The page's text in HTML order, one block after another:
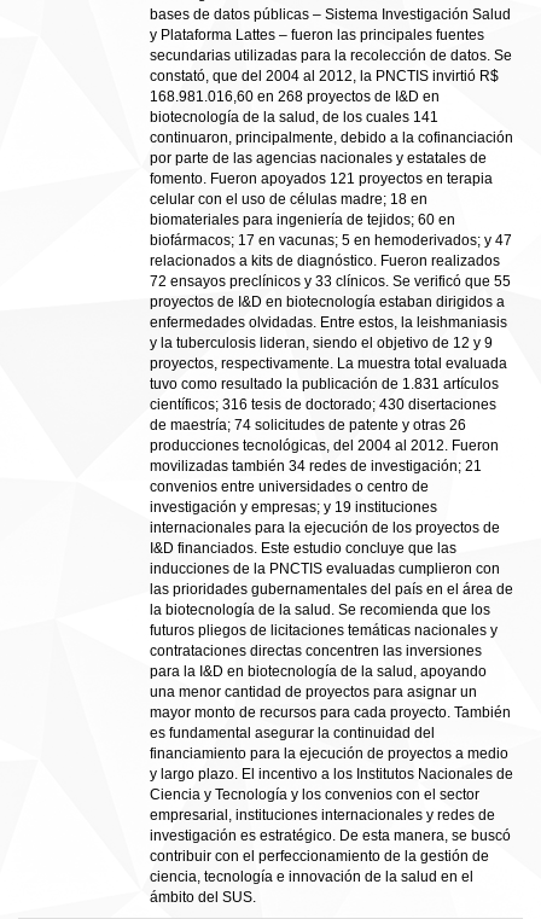
bases de datos públicas – Sistema Investigación Salud
y Plataforma Lattes – fueron las principales fuentes
secundarias utilizadas para la recolección de datos. Se
constató, que del 2004 al 2012, la PNCTIS invirtió R$
168.981.016,60 en 268 proyectos de I&D en
biotecnología de la salud, de los cuales 141
continuaron, principalmente, debido a la cofinanciación
por parte de las agencias nacionales y estatales de
fomento. Fueron apoyados 121 proyectos en terapia
celular con el uso de células madre; 18 en
biomateriales para ingeniería de tejidos; 60 en
biofármacos; 17 en vacunas; 5 en hemoderivados; y 47
relacionados a kits de diagnóstico. Fueron realizados
72 ensayos preclínicos y 33 clínicos. Se verificó que 55
proyectos de I&D en biotecnología estaban dirigidos a
enfermedades olvidadas. Entre estos, la leishmaniasis
y la tuberculosis lideran, siendo el objetivo de 12 y 9
proyectos, respectivamente. La muestra total evaluada
tuvo como resultado la publicación de 1.831 artículos
científicos; 316 tesis de doctorado; 430 disertaciones
de maestría; 74 solicitudes de patente y otras 26
producciones tecnológicas, del 2004 al 2012. Fueron
movilizadas también 34 redes de investigación; 21
convenios entre universidades o centro de
investigación y empresas; y 19 instituciones
internacionales para la ejecución de los proyectos de
I&D financiados. Este estudio concluye que las
inducciones de la PNCTIS evaluadas cumplieron con
las prioridades gubernamentales del país en el área de
la biotecnología de la salud. Se recomienda que los
futuros pliegos de licitaciones temáticas nacionales y
contrataciones directas concentren las inversiones
para la I&D en biotecnología de la salud, apoyando
una menor cantidad de proyectos para asignar un
mayor monto de recursos para cada proyecto. También
es fundamental asegurar la continuidad del
financiamiento para la ejecución de proyectos a medio
y largo plazo. El incentivo a los Institutos Nacionales de
Ciencia y Tecnología y los convenios con el sector
empresarial, instituciones internacionales y redes de
investigación es estratégico. De esta manera, se buscó
contribuir con el perfeccionamiento de la gestión de
ciencia, tecnología e innovación de la salud en el
ámbito del SUS.